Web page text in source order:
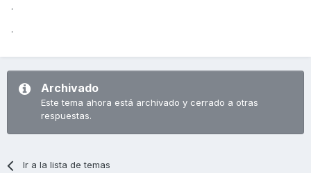
.
.
Archivado
Este tema ahora está archivado y cerrado a otras
respuestas.
Ir a la lista de temas